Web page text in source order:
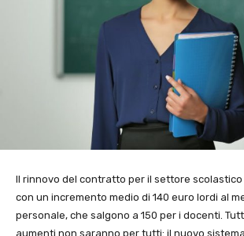
Il rinnovo del contratto per il settore
con un incremento medio di 140 euro lordi al
personale, che salgono a 150 per i docenti.
aumenti non saranno per tutti: il nuovo